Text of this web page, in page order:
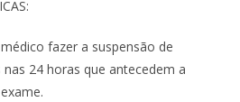
fazer a suspensão de
24 horas que antecedem a